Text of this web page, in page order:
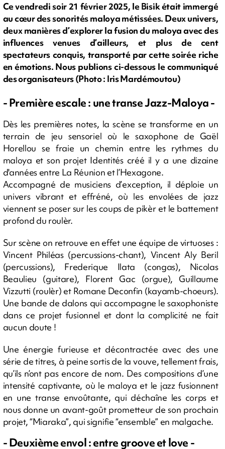
Ce vendredi soir 21 février 2025, le Bisik était immergé
au cœur des sonorités maloya métissées. Deux univers,
deux manières d’explorer la fusion du maloya avec des
influences venues d’ailleurs, et plus de cent
spectateurs conquis, transporté par cette soirée riche
en émotions. Nous publions ci-dessous le communiqué
des organisateurs (Photo : Iris Mardémoutou)
- Première escale : une transe Jazz-Maloya -
Dès les premières notes, la scène se transforme en un
terrain de jeu sensoriel où le saxophone de Gaël
Horellou se fraie un chemin entre les rythmes du
maloya et son projet Identités créé il y a une dizaine
d'années entre La Réunion et l’Hexagone.
Accompagné de musiciens d’exception, il déploie un
univers vibrant et effréné, où les envolées de jazz
viennent se poser sur les coups de pikèr et le battement
profond du roulèr.
Sur scène on retrouve en effet une équipe de virtuoses :
Vincent Philéas (percussions-chant), Vincent Aly Beril
(percussions), Frederique Ilata (congas), Nicolas
Beaulieu (guitare), Florent Gac (orgue), Guillaume
Vizzutti (roulèr) et Romane Deconfin (kayamb-choeurs).
Une bande de dalons qui accompagne le saxophoniste
dans ce projet fusionnel et dont la complicité ne fait
aucun doute !
Une énergie furieuse et décontractée avec des une
série de titres, à peine sortis de la vouve, tellement frais,
qu’ils n’ont pas encore de nom. Des compositions d’une
intensité captivante, où le maloya et le jazz fusionnent
en une transe envoûtante, qui déchaîne les corps et
nous donne un avant-goût prometteur de son prochain
projet, “Miaraka”, qui signifie “ensemble” en malgache.
- Deuxième envol : entre groove et love -